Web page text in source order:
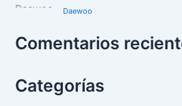
Daewoo
Comentarios
Categorías